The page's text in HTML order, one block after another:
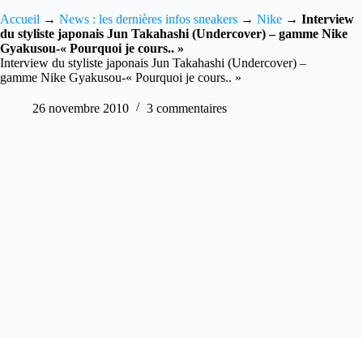
Accueil → News : les dernières infos sneakers → Nike → Interview
du styliste japonais Jun Takahashi (Undercover) – gamme Nike
Gyakusou-« Pourquoi je cours.. »
Interview du styliste japonais Jun Takahashi (Undercover) –
gamme Nike Gyakusou-« Pourquoi je cours.. »
26 novembre 2010 3 commentaires